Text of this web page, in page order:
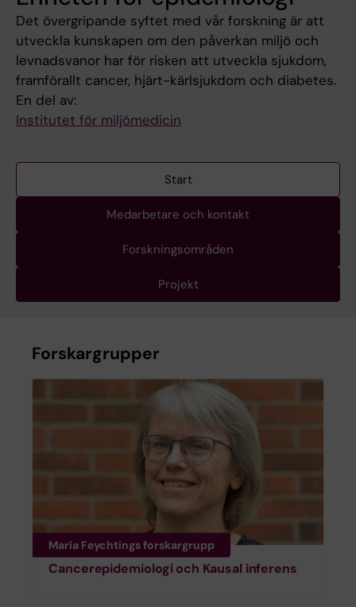
Det övergripande syftet med vår forskning är att
utveckla kunskapen om den påverkan miljö och
levnadsvanor har för risken att utveckla sjukdom,
framförallt cancer, hjärt-kärlsjukdom och diabetes.
En del av:
Institutet för miljömedicin
Start
Medarbetare och kontakt
Forskningsområden
Projekt
Forskargrupper
Maria Feychtings forskargrupp
Cancerepidemiologi och Kausal inferens